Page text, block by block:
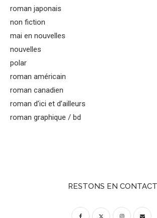
roman japonais
non fiction
mai en nouvelles
nouvelles
polar
roman américain
roman canadien
roman d’ici et d’ailleurs
roman graphique / bd
RESTONS EN CONTACT